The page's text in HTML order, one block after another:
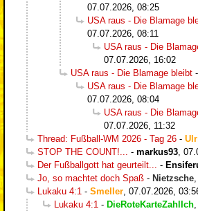
07.07.2026, 08:25
USA raus - Die Blamage
07.07.2026, 08:11
USA raus - Die
07.07.2026, 16:02
USA raus - Die Blamage bleibt -
USA raus - Die Blamage
07.07.2026, 08:04
USA raus - Die
07.07.2026, 11:32
Thread: Fußball-WM 2026 - Tag 26 -
STOP THE COUNT!...
- markus93
Der Fußballgott hat geurteilt...
-
Jo, so machtet doch Spaß - Nietzsche
Lukaku 4:1 - Smeller 07.07.2026,
Lukaku 4:1 - DieRoteKarteZahlIch